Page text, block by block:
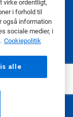
virke ordentligt,
i forhold til
også information
sociale medier, i
Cookiepolitik
alle
|Betingelser